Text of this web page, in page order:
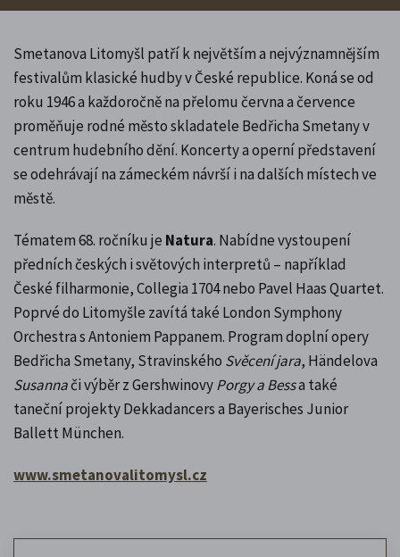
Smetanova Litomyšl patří k největším a nejvýznamnějším
festivalům klasické hudby v České republice. Koná se od
roku 1946 a každoročně na přelomu června a července
proměňuje rodné město skladatele Bedřicha Smetany v
centrum hudebního dění. Koncerty a operní představení
se odehrávají na zámeckém návrší i na dalších místech ve
městě.
Tématem 68. ročníku je Natura. Nabídne vystoupení
předních českých i světových interpretů – například
České filharmonie, Collegia 1704 nebo Pavel Haas Quartet.
Poprvé do Litomyšle zavítá také London Symphony
Orchestra s Antoniem Pappanem. Program doplní opery
Bedřicha Smetany, Stravinského Svěcení jara, Händelova
Susannači výběr z GershwinovyPorgy a Bessa také
taneční projekty Dekkadancers a Bayerisches Junior
Ballett München.
www.smetanovalitomysl.cz